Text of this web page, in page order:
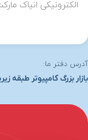
آدرس دفتر ما:
بازار بزرگ کامپیوتر طبقه